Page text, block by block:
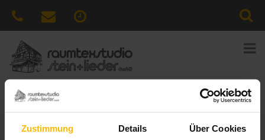
Zustimmung Details Über Cookies
Sie sind hier:Home»News»Einfach mal lüften, ohne lästige
Insekten in der Wohnung?